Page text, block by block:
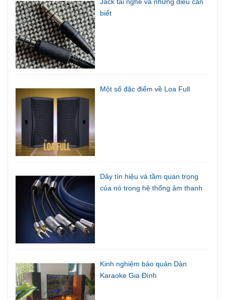
biết
Một số đặc điểm về Loa Full
Dây tín hiệu và tầm quan trọng
của nó trong hệ thống âm thanh
Kinh nghiệm bảo quản Dàn
Karaoke Gia Đình